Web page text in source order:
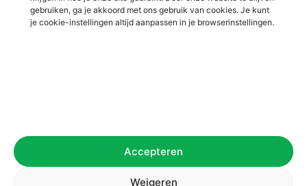
gebruiken, ga je akkoord met ons gebruik van cookies. Je kunt
je cookie-instellingen altijd aanpassen in je browserinstellingen.
Accepteren
Weigeren
Vacatures in Zutphen
Privacybeleid Algemene voorwaarden